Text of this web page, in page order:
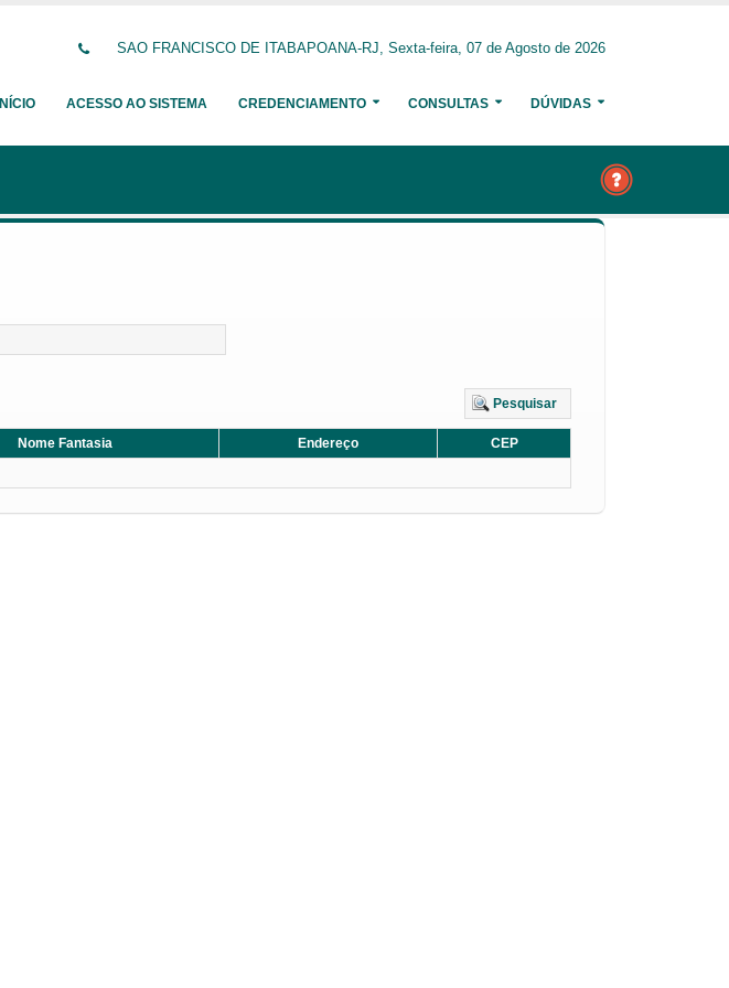
SAO FRANCISCO DE ITABAPOANA-RJ, Sexta-feira, 07 de Agosto de 2026
INÍCIO ACESSO AO SISTEMA CREDENCIAMENTO CONSULTAS DÚVIDAS
Pesquisar
Nome Fantasia Endereço
CEP